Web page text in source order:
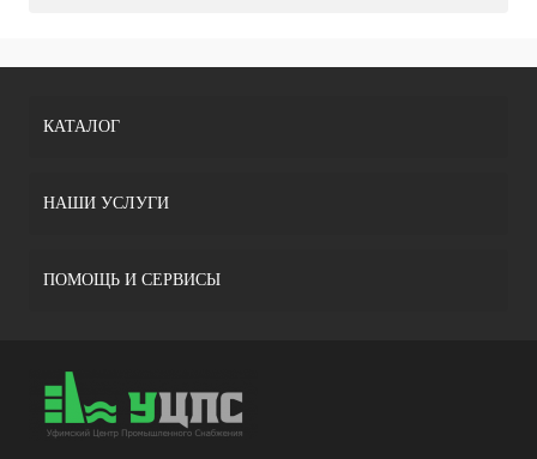
КАТАЛОГ
НАШИ УСЛУГИ
ПОМОЩЬ И СЕРВИСЫ